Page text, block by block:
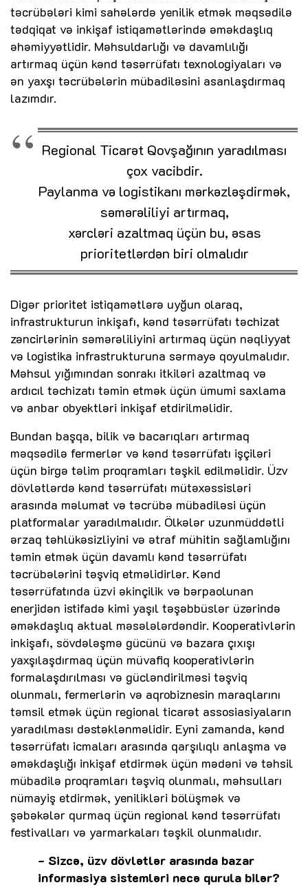
təcrübələri kimi sahələrdə yenilik etmək məqsədilə
tədqiqat və inkişaf istiqamətlərində əməkdaşlıq
əhəmiyyətlidir. Məhsuldarlığı və davamlılığı
artırmaq üçün kənd təsərrüfatı texnologiyaları və
ən yaxşı təcrübələrin mübadiləsini asanlaşdırmaq
lazımdır.
Regional Ticarət Qovşağının yaradılması
çox vacibdir.
Paylanma və logistikanı mərkəzləşdirmək,
səmərəliliyi artırmaq,
xərcləri azaltmaq üçün bu, əsas
prioritetlərdən biri olmalıdır
Digər prioritet istiqamətlərə uyğun olaraq,
infrastrukturun inkişafı, kənd təsərrüfatı təchizat
zəncirlərinin səmərəliliyini artırmaq üçün nəqliyyat
və logistika infrastrukturuna sərmayə qoyulmalıdır.
Məhsul yığımından sonrakı itkiləri azaltmaq və
ardıcıl təchizatı təmin etmək üçün ümumi saxlama
və anbar obyektləri inkişaf etdirilməlidir.
Bundan başqa, bilik və bacarıqları artırmaq
məqsədilə fermerlər və kənd təsərrüfatı işçiləri
üçün birgə təlim proqramları təşkil edilməlidir. Üzv
dövlətlərdə kənd təsərrüfatı mütəxəssisləri
arasında məlumat və təcrübə mübadiləsi üçün
platformalar yaradılmalıdır. Ölkələr uzunmüddətli
ərzaq təhlükəsizliyini və ətraf mühitin sağlamlığını
təmin etmək üçün davamlı kənd təsərrüfatı
təcrübələrini təşviq etməlidirlər. Kənd
təsərrüfatında üzvi əkinçilik və bərpaolunan
enerjidən istifadə kimi yaşıl təşəbbüslər üzərində
əməkdaşlıq aktual məsələlərdəndir. Kooperativlərin
inkişafı, sövdələşmə gücünü və bazara çıxışı
yaxşılaşdırmaq üçün müvafiq kooperativlərin
formalaşdırılması və gücləndirilməsi təşviq
olunmalı, fermerlərin və aqrobiznesin maraqlarını
təmsil etmək üçün regional ticarət assosiasiyaların
yaradılması dəstəklənməlidir. Eyni zamanda, kənd
təsərrüfatı icmaları arasında qarşılıqlı anlaşma və
əməkdaşlığı inkişaf etdirmək üçün mədəni və təhsil
mübadilə proqramları təşviq olunmalı, məhsulları
nümayiş etdirmək, yenilikləri bölüşmək və
şəbəkələr qurmaq üçün regional kənd təsərrüfatı
festivalları və yarmarkaları təşkil olunmalıdır.
- Sizcə, üzv dövlətlər arasında bazar
informasiya sistemləri necə qurula bilər?